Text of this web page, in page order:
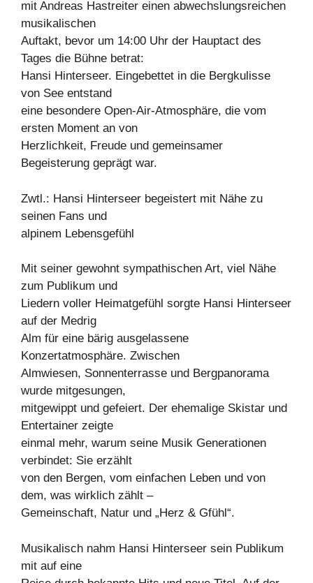
mit Andreas Hastreiter einen abwechslungsreichen
musikalischen
Auftakt, bevor um 14:00 Uhr der Hauptact des
Tages die Bühne betrat:
Hansi Hinterseer. Eingebettet in die Bergkulisse
von See entstand
eine besondere Open-Air-Atmosphäre, die vom
ersten Moment an von
Herzlichkeit, Freude und gemeinsamer
Begeisterung geprägt war.
Zwtl.: Hansi Hinterseer begeistert mit Nähe zu
seinen Fans und
alpinem Lebensgefühl
Mit seiner gewohnt sympathischen Art, viel Nähe
zum Publikum und
Liedern voller Heimatgefühl sorgte Hansi Hinterseer
auf der Medrig
Alm für eine bärig ausgelassene
Konzertatmosphäre. Zwischen
Almwiesen, Sonnenterrasse und Bergpanorama
wurde mitgesungen,
mitgewippt und gefeiert. Der ehemalige Skistar und
Entertainer zeigte
einmal mehr, warum seine Musik Generationen
verbindet: Sie erzählt
von den Bergen, vom einfachen Leben und von
dem, was wirklich zählt –
Gemeinschaft, Natur und „Herz & Gfühl“.
Musikalisch nahm Hansi Hinterseer sein Publikum
mit auf eine